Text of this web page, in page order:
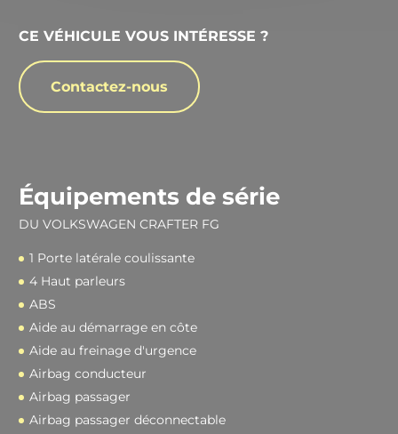
CE VÉHICULE VOUS INTÉRESSE ?
Contactez-nous
Équipements de série
DU VOLKSWAGEN CRAFTER FG
1 Porte latérale coulissante
4 Haut parleurs
ABS
Aide au démarrage en côte
Aide au freinage d'urgence
Airbag conducteur
Airbag passager
Airbag passager déconnectable